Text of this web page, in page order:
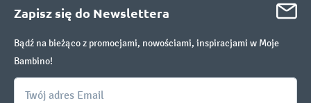
Zapisz się do Newslettera
Bądź na bieżąco z promocjami, nowościami, inspiracjami w Moje
Bambino!